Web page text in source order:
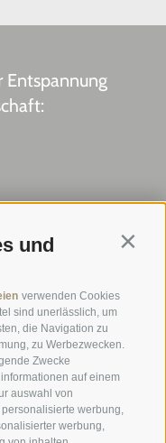
und
verwenden Cookies
sind unerlässlich, um
die Navigation zu
zu Werbezwecken.
Zwecke
auf einem
auswahl von
werbung,
werbung,
Entspannung